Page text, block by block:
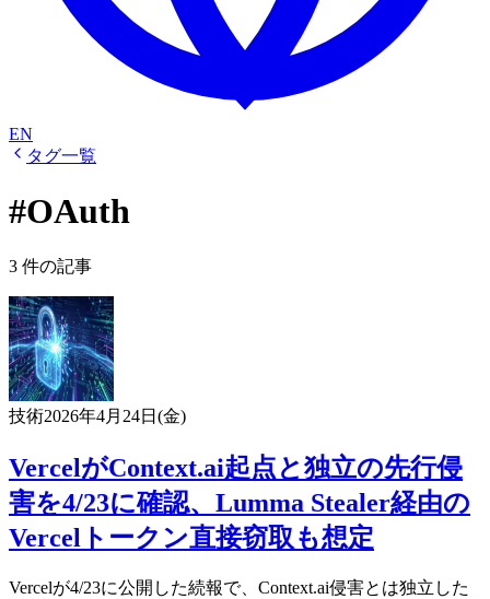
EN
タグ一覧
#OAuth
3 件の記事
技術2026年4月24日(金)
VercelがContext.ai起点と独立の先行侵
害を4/23に確認、Lumma Stealer経由の
Vercelトークン直接窃取も想定
Vercelが4/23に公開した続報で、Context.ai侵害とは独立した